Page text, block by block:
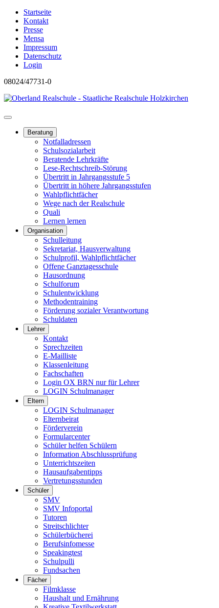
Startseite
Kontakt
Presse
Mensa
Impressum
Datenschutz
Login
08024/47731-0
Beratung
Notfalladressen
Schulsozialarbeit
Beratende Lehrkräfte
Lese-Rechtschreib-Störung
Übertritt in Jahrgangsstufe 5
Übertritt in höhere Jahrgangsstufen
Wahlpflichtfächer
Wege nach der Realschule
Quali
Lernen lernen
Organisation
Schulleitung
Sekretariat, Hausverwaltung
Schulprofil, Wahlpflichtfächer
Offene Ganztagesschule
Hausordnung
Schulforum
Schulentwicklung
Methodentraining
Förderung sozialer Verantwortung
Schuldaten
Lehrer
Kontakt
Sprechzeiten
E-Mailliste
Klassenleitung
Fachschaften
Login OX BRN nur für Lehrer
LOGIN Schulmanager
Eltern
LOGIN Schulmanager
Elternbeirat
Förderverein
Formularcenter
Schüler helfen Schülern
Information Abschlussprüfung
Unterrichtszeiten
Hausaufgabentipps
Vertretungsstunden
Schüler
SMV
SMV Infoportal
Tutoren
Streitschlichter
Schülerbücherei
Berufsinfomesse
Speakingtest
Schulpulli
Fundsachen
Fächer
Filmklasse
Haushalt und Ernährung